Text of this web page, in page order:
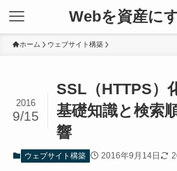
Webを資産に
ホーム ウェブサイト構築
SSL（HTTPS）
基礎知識と検索
響
2016
9/15
ウェブサイト構築 2016年9月14日